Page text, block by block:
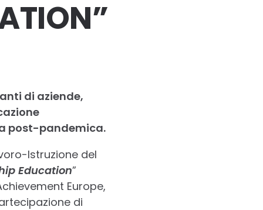
di aziende,
post-pandemica.
Istruzione del
Education”
Europe,
di